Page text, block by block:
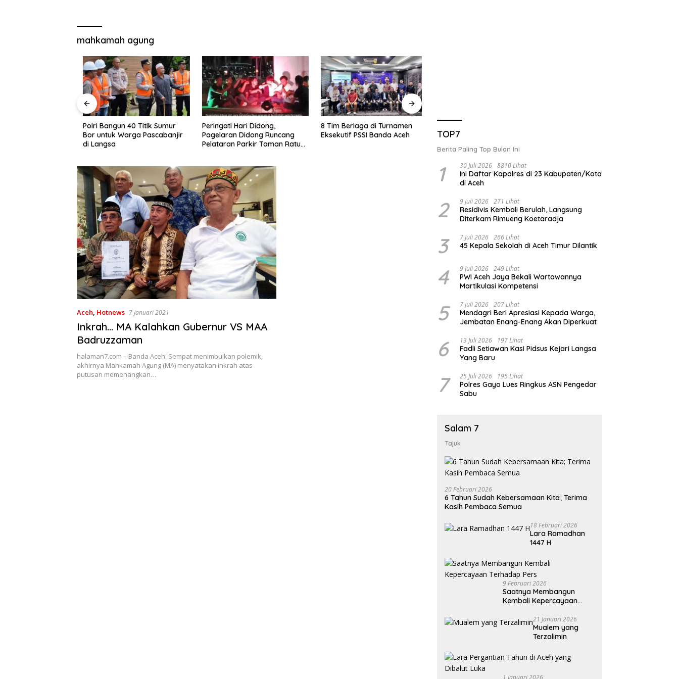
mahkamah agung
Polri Bangun 40 Titik Sumur
Bor untuk Warga Pascabanjir
di Langsa
Peringati Hari Didong,
Pagelaran Didong Runcang
Pelataran Parkir Taman Ratu
8 Tim Berlaga di Turnamen
Eksekutif PSSI Banda Aceh
Demokrat Aceh Mulai Jaring
Aceh, Hotnews 7 Januari 2021
Inkrah… MA Kalahkan Gubernur VS MAA
Badruzzaman
halaman7.com – Banda Aceh: Sempat menimbulkan polemik,
akhirnya Mahkamah Agung (MA) menyatakan inkrah atas
putusan memenangkan…
TOP7
Berita Paling Top Bulan Ini
1 30 Juli 2026 8810 Lihat
Ini Daftar Kapolres di 23 Kabupaten/Kota
di Aceh
2 9 Juli 2026 271 Lihat
Residivis Kembali Berulah, Langsung
Diterkam Rimueng Koetaradja
3 7 Juli 2026 266 Lihat
45 Kepala Sekolah di Aceh Timur Dilantik
4 9 Juli 2026 249 Lihat
PWI Aceh Jaya Bekali Wartawannya
Martikulasi Kompetensi
5 7 Juli 2026 207 Lihat
Mendagri Beri Apresiasi Kepada Warga,
Jembatan Enang-Enang Akan Diperkuat
6 13 Juli 2026 197 Lihat
Fadli Setiawan Kasi Pidsus Kejari Langsa
Yang Baru
7 25 Juli 2026 195 Lihat
Polres Gayo Lues Ringkus ASN Pengedar
Sabu
Salam 7
Tajuk
20 Februari 2026
6 Tahun Sudah Kebersamaan Kita; Terima
Kasih Pembaca Semua
18 Februari 2026
Lara Ramadhan
1447 H
9 Februari 2026
Saatnya Membangun
Kembali Kepercayaan
21 Januari 2026
Mualem yang
Terzalimin